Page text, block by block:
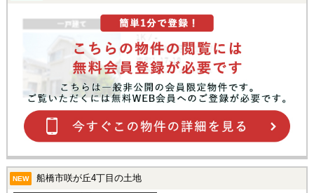
NEW 船橋市咲が丘4丁目の土地